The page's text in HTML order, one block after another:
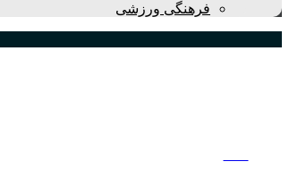
فرهنگی ورزشی